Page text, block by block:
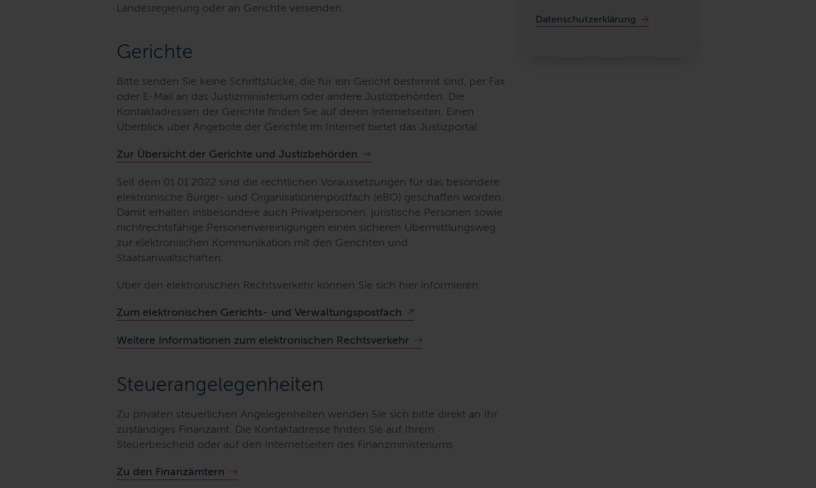
Datenschutzerklärung
Landesregierung oder an Gerichte versenden.
Gerichte
Bitte senden Sie keine Schriftstücke, die für ein Gericht bestimmt sind, per Fax
oder E-Mail an das Justizministerium oder andere Justizbehörden. Die
Kontaktadressen der Gerichte finden Sie auf deren Internetseiten. Einen
Überblick über Angebote der Gerichte im Internet bietet das Justizportal.
Zur Übersicht der Gerichte und Justizbehörden
Seit dem 01.01.2022 sind die rechtlichen Voraussetzungen für das besondere
elektronische Bürger- und Organisationenpostfach (eBO) geschaffen worden.
Damit erhalten insbesondere auch Privatpersonen, juristische Personen sowie
nichtrechtsfähige Personenvereinigungen einen sicheren Übermittlungsweg
zur elektronischen Kommunikation mit den Gerichten und
Staatsanwaltschaften.
Über den elektronischen Rechtsverkehr können Sie sich hier informieren:
Zum elektronischen Gerichts- und Verwaltungspostfach
Weitere Informationen zum elektronischen Rechtsverkehr
Steuerangelegenheiten
Zu privaten steuerlichen Angelegenheiten wenden Sie sich bitte direkt an Ihr
zuständiges Finanzamt. Die Kontaktadresse finden Sie auf Ihrem
Steuerbescheid oder auf den Internetseiten des Finanzministeriums
Zu den Finanzämtern